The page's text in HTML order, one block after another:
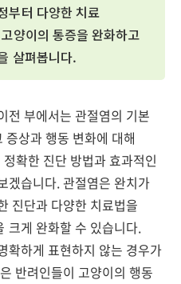
부터 다양한 치료
양이의 통증을 완화하고
살펴봅니다.
전 부에서는 관절염의 기본
상과 행동 변화에 대해
확한 진단 방법과 효과적인
겠습니다. 관절염은 완치가
진단과 다양한 치료법을
크게 완화할 수 있습니다.
확하게 표현하지 않는 경우가
반려인들이 고양이의 행동